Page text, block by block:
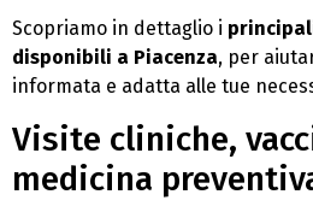
Scopriamo in dettaglio i
disponibili a Piacenza, per
informata e adatta alle tue
Visite cliniche,
medicina